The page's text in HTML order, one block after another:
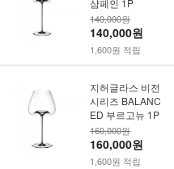
샴페인 1P
140,000원
140,000원
1,600원 적립
지허글라스 비전
시리즈 BALANC
ED 부르고뉴 1P
160,000원
160,000원
1,600원 적립